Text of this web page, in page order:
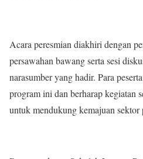
Acara peresmian diakhiri dengan
persawahan bawang serta sesi
narasumber yang hadir. Para
program ini dan berharap kegiatan
untuk mendukung kemajuan sektor